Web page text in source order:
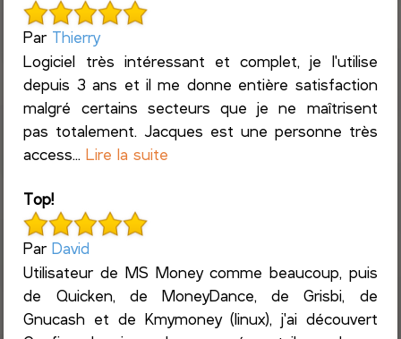
Par Thierry
Logiciel très intéressant et complet, je l'utilise
depuis 3 ans et il me donne entière satisfaction
malgré certains secteurs que je ne maîtrisent
pas totalement. Jacques est une personne très
access...Lire la suite
Top!
ParDavid
Utilisateur de MS Money comme beaucoup, puis
de Quicken, de MoneyDance, de Grisbi, de
Gnucash et de Kmymoney (linux), j'ai découvert